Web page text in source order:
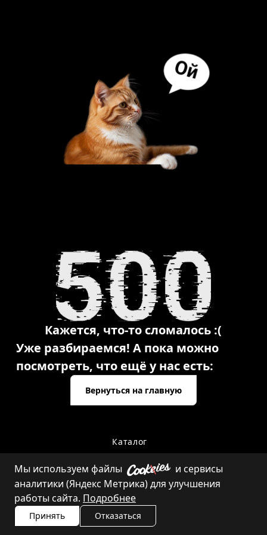
Кажется, что-то сломалось :(
Уже разбираемся! А пока можно
посмотреть, что ещё у нас есть:
Вернуться на главную
Каталог
Контакты
Мы используем файлы
и сервисы
аналитики (Яндекс Метрика) для улучшения
работы сайта. Подробнее
Принять Отказаться